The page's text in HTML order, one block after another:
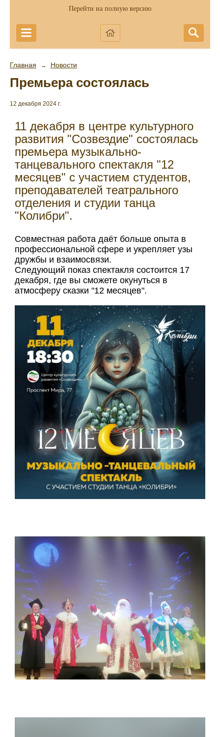
Перейти на полную версию
Главная → Новости
Премьера состоялась
12 декабря 2024 г.
11 декабря в центре культурного
развития "Созвездие" состоялась
премьера музыкально-
танцевального спектакля "12
месяцев" с участием студентов,
преподавателей театрального
отделения и студии танца
"Колибри".
Совместная работа даёт больше опыта в
профессиональной сфере и укрепляет узы
дружбы и взаимосвязи.
Следующий показ спектакля состоится 17
декабря, где вы сможете окунуться в
атмосферу сказки "12 месяцев".